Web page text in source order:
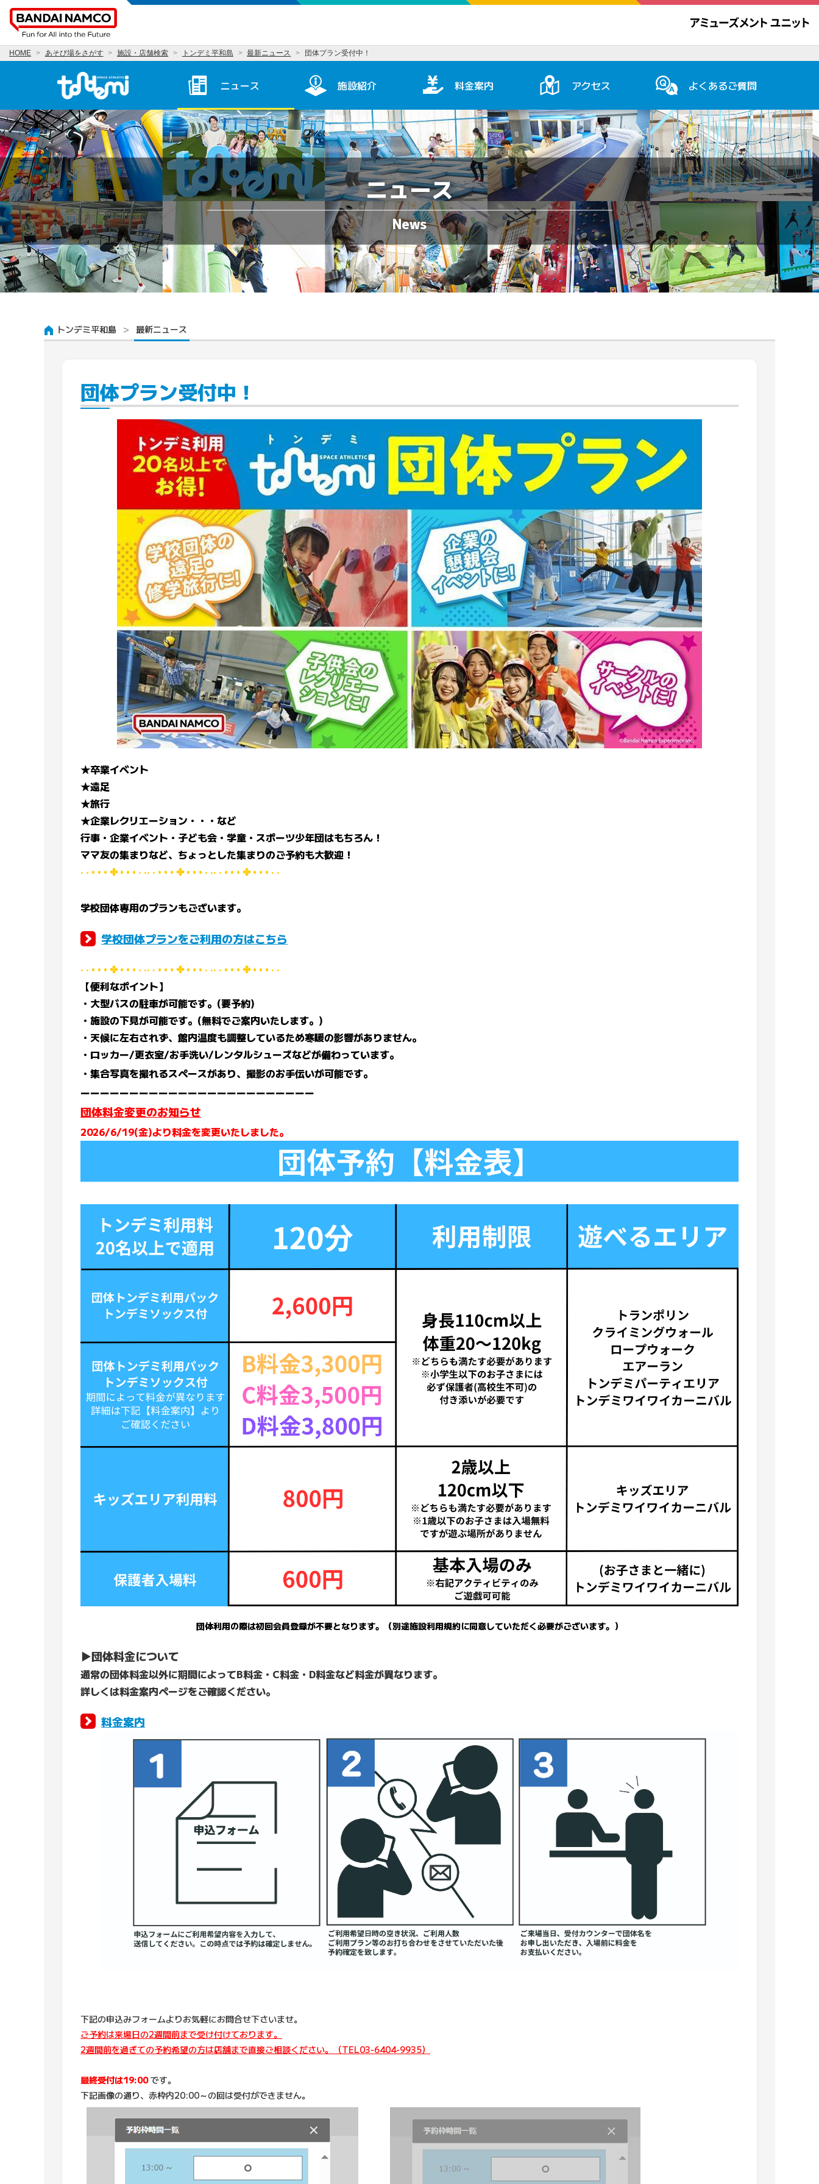
HOME あそび場をさがす 施設・店舗検索 トンデミ平和島 最新ニュース 団体プラン受付中！
トンデミ平和島 HOME
ニュース 施設紹介 料金案内 アクセス よくあるご質問
ニュース
トンデミ平和島 最新ニュース
団体プラン受付中！
★卒業イベント
★遠足
★旅行
★企業レクリエーション・・・など
行事・企業イベント・子ども会・学童・スポーツ少年団はもちろん！
ママ友の集まりなど、ちょっとした集まりのご予約も大歓迎！
· · • • • ✤ • • • · ·· · • • • ✤ • • • · ·· · • • • ✤ • • • · ·
学校団体専用のプランもございます。
学校団体プランをご利用の方はこちら
· · • • • ✤ • • • · ·· · • • • ✤ • • • · ·· · • • • ✤ • • • · ·
【便利なポイント】
・大型バスの駐車が可能です。(要予約)
・施設の下見が可能です。(無料でご案内いたします。)
・天候に左右されず、館内温度も調整しているため寒暖の影響がありません。
・ロッカー/更衣室/お手洗い/レンタルシューズなどが備わっています。
・集合写真を撮れるスペースがあり、撮影のお手伝いが可能です。
ーーーーーーーーーーーーーーーーーーーーーーーー
団体料金変更のお知らせ
2026/6/19(金)より料金を変更いたしました。
団体利用の際は初回会員登録が不要となります。（別途施設利用規約に同意していただく必要がございます。）
▶団体料金について
通常の団体料金以外に期間によってB料金・C料金・D料金など料金が異なります。
詳しくは料金案内ページをご確認ください。
料金案内
下記の申込みフォームよりお気軽にお問合せ下さいませ。
ご予約は来場日の2週間前まで受け付けております。
2週間前を過ぎての予約希望の方は店舗まで直接ご相談ください。（TEL03-6404-9935）
最終受付は19:00 です。
下記画像の通り、赤枠内20:00～の回は受付ができません。